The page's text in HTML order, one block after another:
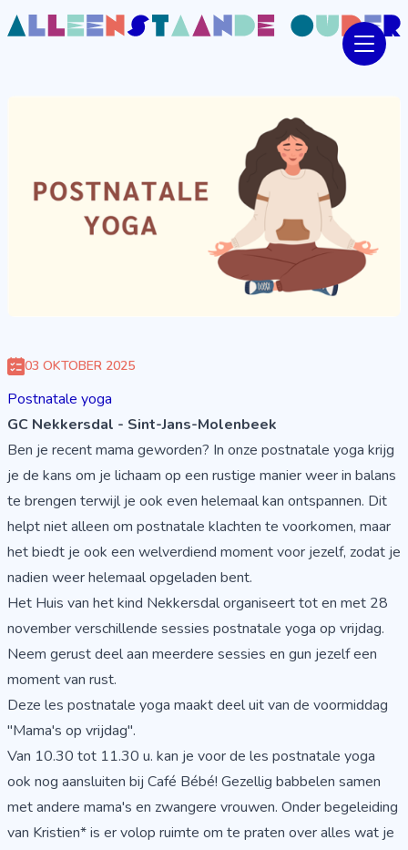
03 OKTOBER 2025
Postnatale yoga
GC Nekkersdal - Sint-Jans-Molenbeek
Ben je recent mama geworden? In onze postnatale yoga krijg
je de kans om je lichaam op een rustige manier weer in balans
te brengen terwijl je ook even helemaal kan ontspannen. Dit
helpt niet alleen om postnatale klachten te voorkomen, maar
het biedt je ook een welverdiend moment voor jezelf, zodat je
nadien weer helemaal opgeladen bent.
Het Huis van het kind Nekkersdal organiseert tot en met 28
november verschillende sessies postnatale yoga op vrijdag.
Neem gerust deel aan meerdere sessies en gun jezelf een
moment van rust.
Deze les postnatale yoga maakt deel uit van de voormiddag
"Mama's op vrijdag".
Van 10.30 tot 11.30 u. kan je voor de les postnatale yoga
ook nog aansluiten bij Café Bébé! Gezellig babbelen samen
met andere mama's en zwangere vrouwen. Onder begeleiding
van Kristien* is er volop ruimte om te praten over alles wat je